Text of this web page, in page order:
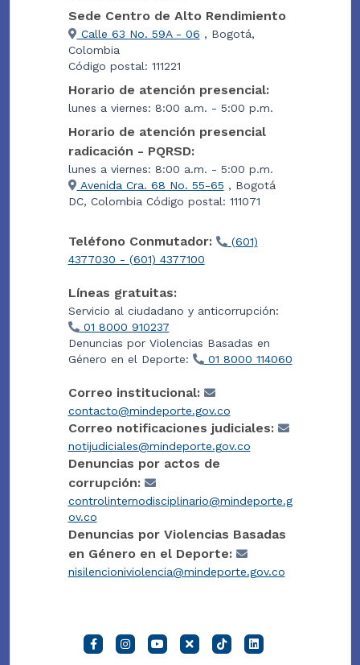
Sede Centro de Alto Rendimiento
Calle 63 No. 59A - 06 , Bogotá,
Colombia
Código postal: 111221
Horario de atención presencial:
lunes a viernes: 8:00 a.m. - 5:00 p.m.
Horario de atención presencial
radicación - PQRSD:
lunes a viernes: 8:00 a.m. - 5:00 p.m.
Avenida Cra. 68 No. 55-65 , Bogotá
DC, Colombia Código postal: 111071
Teléfono Conmutador:
(601)
4377030 - (601) 4377100
Líneas gratuitas:
Servicio al ciudadano y anticorrupción:
01 8000 910237
Denuncias por Violencias Basadas en
Género en el Deporte:
01 8000 114060
Correo institucional:
contacto@mindeporte.gov.co
Correo notificaciones judiciales:
notijudiciales@mindeporte.gov.co
Denuncias por actos de
corrupción:
controlinternodisciplinario@mindeporte.g
ov.co
Denuncias por Violencias Basadas
en Género en el Deporte:
nisilencioniviolencia@mindeporte.gov.co